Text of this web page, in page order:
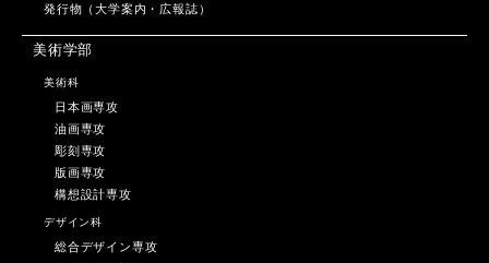
発行物（大学案内・広報誌）
美術学部
美術科
日本画専攻
油画専攻
彫刻専攻
版画専攻
構想設計専攻
デザイン科
総合デザイン専攻